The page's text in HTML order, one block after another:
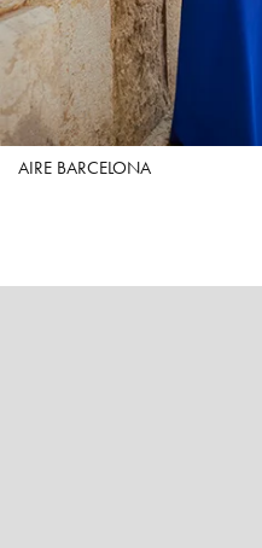
AIRE BARCELONA